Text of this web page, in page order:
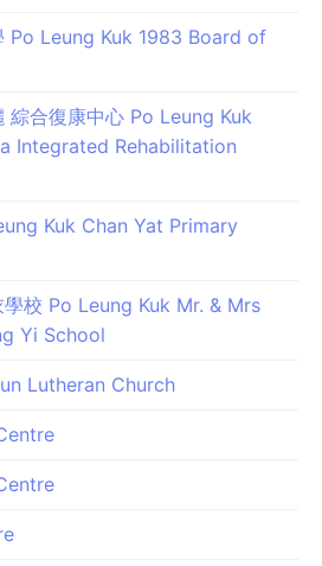
Po Leung Kuk 1983 Board of
綜合復康中心 Po Leung Kuk
Integrated Rehabilitation
Kuk Chan Yat Primary
校 Po Leung Kuk Mr. & Mrs
Yi School
Lutheran Church